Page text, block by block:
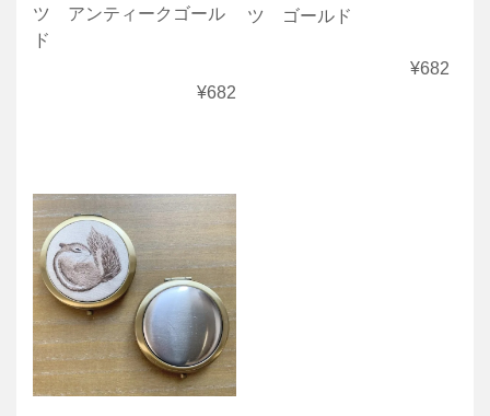
ツ アンティークゴール
ド
¥682
ツ ゴールド
¥682